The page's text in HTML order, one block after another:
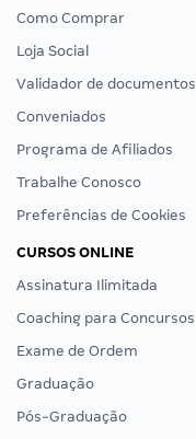
Como Comprar
Loja Social
Validador de documentos
Conveniados
Programa de Afiliados
Trabalhe Conosco
Preferências de Cookies
CURSOS ONLINE
Assinatura Ilimitada
Coaching para Concursos
Exame de Ordem
Graduação
Pós-Graduação